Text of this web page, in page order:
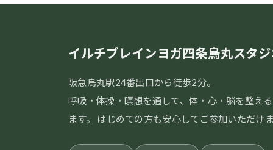
イルチブレインヨガ四条烏丸スタ
阪急烏丸駅24番出口から徒歩2分。
呼吸・体操・瞑想を通して、体・心・脳を整え
ます。 はじめての方も安心してご参加いただけ